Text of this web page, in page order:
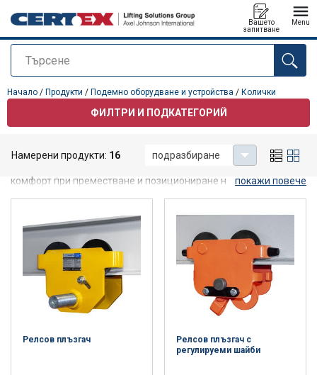
Търсене
Вашето
запитване
Menu
е добавен към вашето запитване
Начало / Продукти / Подемно оборудване и устройства / Колички
ФИЛТРИ И ПОДКАТЕГОРИЙ
Висококачествените колички осигуряват най-високо ниво на
комфорт при преместване и позициониране на товари.
лебедки могат лесно да се прикрепят към предлаганите ви
колички, като се свържат с окови или директно с горната кука
към ухото на количката. Благодарение на използваните
висококачествени материали количката се отличава с дълъг
експлоатационен живот.
покажи повече
Намерени продукти: 16 подразбиране
Релсов плъзгач
Релсов плъзгач с
регулируеми шайби